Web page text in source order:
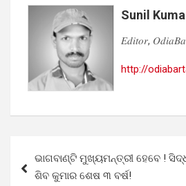
Sunil
𝐸𝑑𝑖𝑡𝑜𝑟,
http://
navigation
ଭାଗବାଣ୍ଟି ମୁଖ୍ୟମନ୍ତ୍ରୀ ହେବେ !
ଶିବ କୁମାର ଶେଷ ୩ ବର୍ଷ!